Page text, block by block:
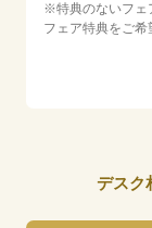
※特典のないフェ
フェア特典をご
デスク